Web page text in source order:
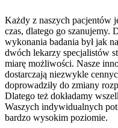
Każdy z naszych pacjentów
czas, dlatego go szanujemy.
wykonania badania był jak
dwóch lekarzy specjalistów
miarę możliwości. Nasze
dostarczają niezwykle
doprowadziły do zmiany
Dlatego też dokładamy
Waszych indywidualnych
bardzo wysokim poziomie.